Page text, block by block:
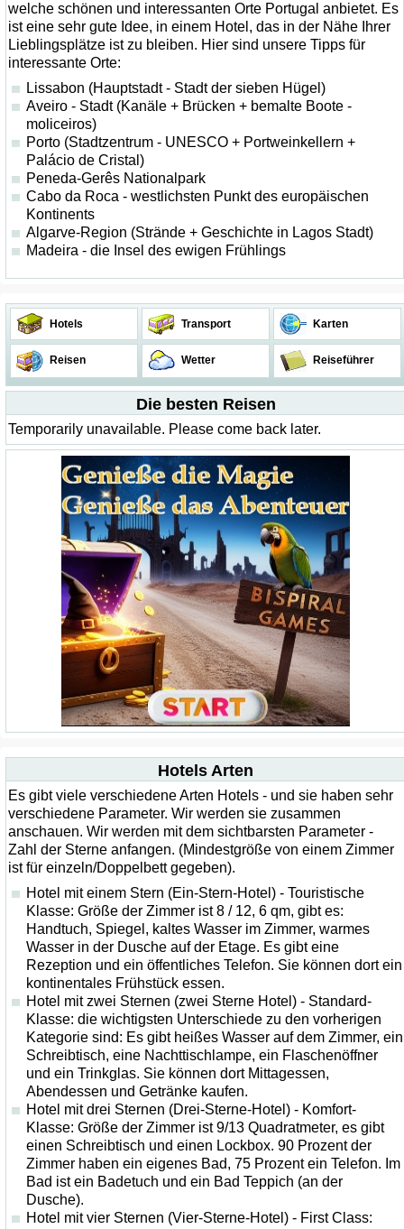
welche schönen und interessanten Orte Portugal anbietet. Es
ist eine sehr gute Idee, in einem Hotel, das in der Nähe Ihrer
Lieblingsplätze ist zu bleiben. Hier sind unsere Tipps für
interessante Orte:
Lissabon (Hauptstadt - Stadt der sieben Hügel)
Aveiro - Stadt (Kanäle + Brücken + bemalte Boote -
moliceiros)
Porto (Stadtzentrum - UNESCO + Portweinkellern +
Palácio de Cristal)
Peneda-Gerês Nationalpark
Cabo da Roca - westlichsten Punkt des europäischen
Kontinents
Algarve-Region (Strände + Geschichte in Lagos Stadt)
Madeira - die Insel des ewigen Frühlings
Hotels Transport Karten
Reisen Wetter Reiseführer
Die besten Reisen
Temporarily unavailable. Please come back later.
Hotels Arten
Es gibt viele verschiedene Arten Hotels - und sie haben sehr
verschiedene Parameter. Wir werden sie zusammen
anschauen. Wir werden mit dem sichtbarsten Parameter -
Zahl der Sterne anfangen. (Mindestgröße von einem Zimmer
ist für einzeln/Doppelbett gegeben).
Hotel mit einem Stern (Ein-Stern-Hotel) - Touristische
Klasse: Größe der Zimmer ist 8 / 12, 6 qm, gibt es:
Handtuch, Spiegel, kaltes Wasser im Zimmer, warmes
Wasser in der Dusche auf der Etage. Es gibt eine
Rezeption und ein öffentliches Telefon. Sie können dort ein
kontinentales Frühstück essen.
Hotel mit zwei Sternen (zwei Sterne Hotel) - Standard-
Klasse: die wichtigsten Unterschiede zu den vorherigen
Kategorie sind: Es gibt heißes Wasser auf dem Zimmer, ein
Schreibtisch, eine Nachttischlampe, ein Flaschenöffner
und ein Trinkglas. Sie können dort Mittagessen,
Abendessen und Getränke kaufen.
Hotel mit drei Sternen (Drei-Sterne-Hotel) - Komfort-
Klasse: Größe der Zimmer ist 9/13 Quadratmeter, es gibt
einen Schreibtisch und einen Lockbox. 90 Prozent der
Zimmer haben ein eigenes Bad, 75 Prozent ein Telefon. Im
Bad ist ein Badetuch und ein Bad Teppich (an der
Dusche).
Hotel mit vier Sternen (Vier-Sterne-Hotel) - First Class: